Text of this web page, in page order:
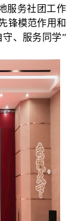
服务社团工作
锋模范作用和
、服务同学”